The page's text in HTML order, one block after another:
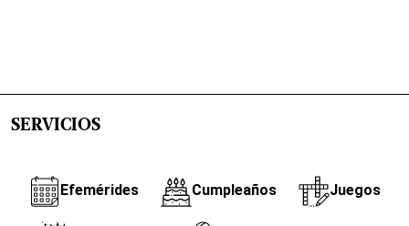
SERVICIOS
Efemérides Cumpleaños Juegos